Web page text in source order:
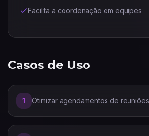
Facilita a coordenação em equipes
Casos de Uso
1 Otimizar agendamentos de reuniões